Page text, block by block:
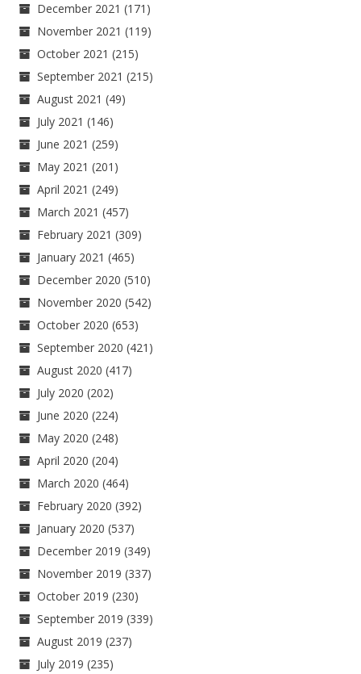
December 2021 (171)
November 2021 (119)
October 2021 (215)
September 2021 (215)
August 2021 (49)
July 2021 (146)
June 2021 (259)
May 2021 (201)
April 2021 (249)
March 2021 (457)
February 2021 (309)
January 2021 (465)
December 2020 (510)
November 2020 (542)
October 2020 (653)
September 2020 (421)
August 2020 (417)
July 2020 (202)
June 2020 (224)
May 2020 (248)
April 2020 (204)
March 2020 (464)
February 2020 (392)
January 2020 (537)
December 2019 (349)
November 2019 (337)
October 2019 (230)
September 2019 (339)
August 2019 (237)
July 2019 (235)